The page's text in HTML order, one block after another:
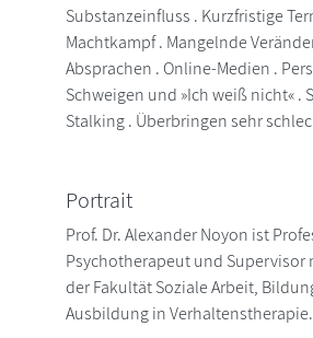
Substanzeinfluss . Kurzfristige
Machtkampf . Mangelnde
Absprachen . Online-Medien .
Schweigen und »Ich weiß nicht«
Stalking . Überbringen sehr
Portrait
Prof. Dr. Alexander Noyon ist
Psychotherapeut und Supervisor
der Fakultät Soziale Arbeit,
Ausbildung in Verhaltenstherapie.